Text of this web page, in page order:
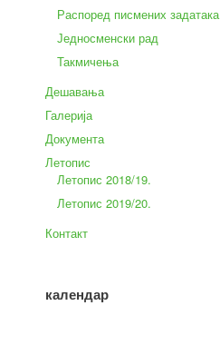
Распоред писмених задатака
Једносменски рад
Такмичења
Дешавања
Галерија
Документа
Летопис
Летопис 2018/19.
Летопис 2019/20.
Контакт
календар